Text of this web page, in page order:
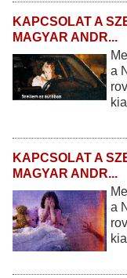
KAPCSOLAT A
MAGYAR ANDR...
a
KAPCSOLAT A
MAGYAR ANDR...
a